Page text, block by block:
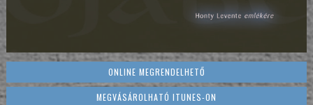
ONLINE MEGRENDELHETŐ
MEGVÁSÁROLHATÓ ITUNES-ON